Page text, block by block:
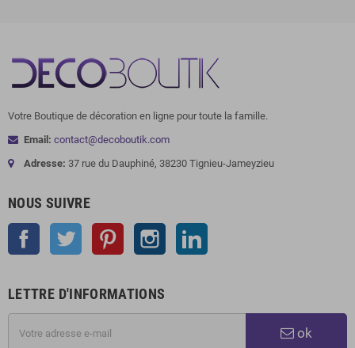
Votre Boutique de décoration en ligne pour toute la famille.
Email: contact@decoboutik.com
Adresse: 37 rue du Dauphiné, 38230 Tignieu-Jameyzieu
NOUS SUIVRE
Facebook Twitter Pinterest Instagram
LETTRE D'INFORMATIONS
ok